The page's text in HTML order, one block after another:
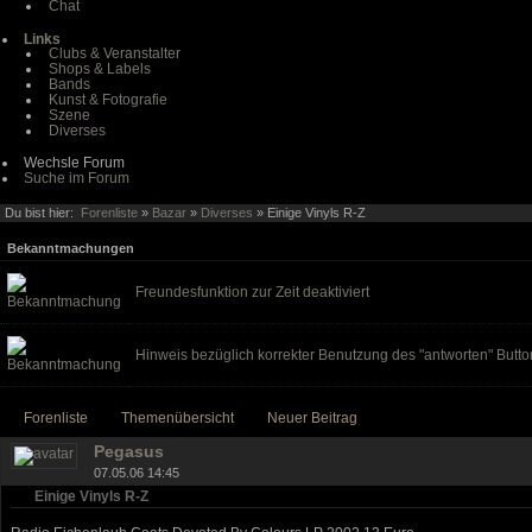
Chat
Links
Clubs & Veranstalter
Shops & Labels
Bands
Kunst & Fotografie
Szene
Diverses
Wechsle Forum
Suche im Forum
Du bist hier: Forenliste » Bazar » Diverses » Einige Vinyls R-Z
Bekanntmachungen
Freundesfunktion zur Zeit deaktiviert
Hinweis bezüglich korrekter Benutzung des "antworten"
Forenliste Themenübersicht Neuer Beitrag
Pegasus
07.05.06 14:45
Einige Vinyls R-Z